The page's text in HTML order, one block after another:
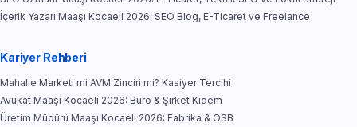
İçerik Yazarı Maaşı Kocaeli 2026: SEO Blog, E-Ticaret ve Freelance
Kariyer Rehberi
Mahalle Marketi mi AVM Zinciri mi? Kasiyer Tercihi
Avukat Maaşı Kocaeli 2026: Büro & Şirket Kıdem
Üretim Müdürü Maaşı Kocaeli 2026: Fabrika & OSB